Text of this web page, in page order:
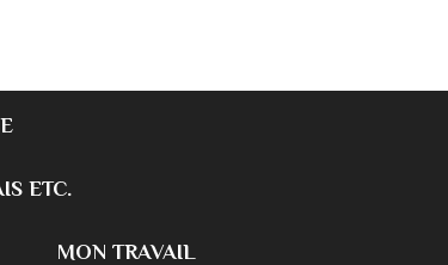
ETC.
MON TRAVAIL